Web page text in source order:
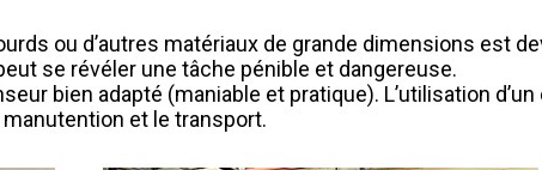
ou d’autres matériaux de grande dimensions est
se révéler une tâche pénible et dangereuse.
bien adapté (maniable et pratique). L’utilisation
et le transport.